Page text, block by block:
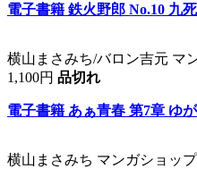
電子書籍 鉄火野郎 No.10 九
横山まさみち/バロン吉元 マ
1,100円 品切れ
電子書籍 あぁ青春 第7章 ゆ
横山まさみち マンガショップ